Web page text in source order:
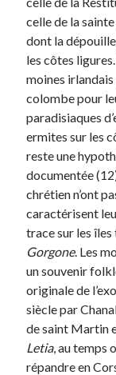
celle de la sainte
dont la
les côtes
moines
colombe pour
paradisiaques
ermites sur les
reste une
documentée
chrétien n’ont
caractérisent
trace sur les
Gorgone. Les
un souvenir
originale de
siècle par
de saint Martin
Letia, au temps
répandre en